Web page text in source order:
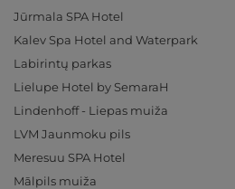
Jūrmala SPA Hotel
Kalev Spa Hotel and Waterpark
Labirintų parkas
Lielupe Hotel by SemaraH
Lindenhoff - Liepas muiža
LVM Jaunmoku pils
Meresuu SPA Hotel
Mālpils muiža